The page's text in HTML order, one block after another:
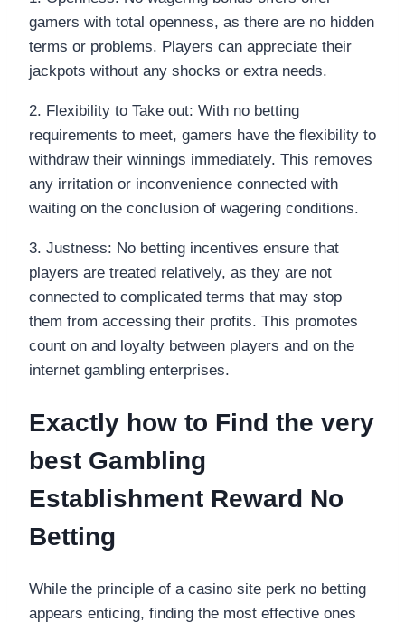
gamers with total openness, as there are no hidden
terms or problems. Players can appreciate their
jackpots without any shocks or extra needs.
2. Flexibility to Take out: With no betting
requirements to meet, gamers have the flexibility to
withdraw their winnings immediately. This removes
any irritation or inconvenience connected with
waiting on the conclusion of wagering conditions.
3. Justness: No betting incentives ensure that
players are treated relatively, as they are not
connected to complicated terms that may stop
them from accessing their profits. This promotes
count on and loyalty between players and on the
internet gambling enterprises.
Exactly how to Find the very
best Gambling
Establishment Reward No
Betting
While the principle of a casino site perk no betting
appears enticing, finding the most effective ones